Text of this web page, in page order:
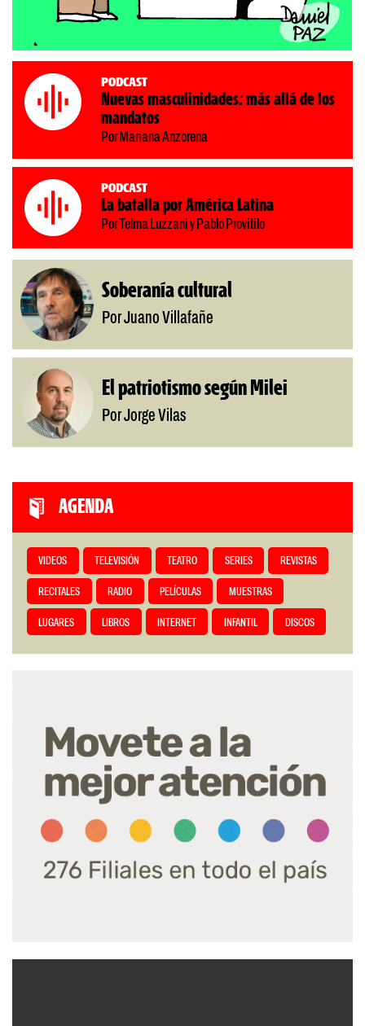
Podcast
Nuevas masculinidades: más allá de los
mandatos
Por Mariana Anzorena
Podcast
La batalla por América Latina
Por Telma Luzzani y Pablo Provitilo
Soberanía cultural
Por Juano Villafañe
El patriotismo según Milei
Por Jorge Vilas
AGENDA
VIDEOS TELEVISIÓN TEATRO SERIES REVISTAS
RECITALES RADIO PELÍCULAS MUESTRAS
LUGARES LIBROS INTERNET INFANTIL DISCOS